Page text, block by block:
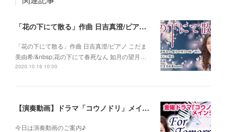
「花の下にて散る」作曲 日吉真澄/ピアノ こだま美由希/ 花の下にて春死なん 如月の望月の頃/西行
「花の下にて散る」作曲 日吉真澄/ピアノ こだま
美由希/&nbsp;花の下にて春死なん 如月の望月…
2020.10.16 10:00
【演奏動画】ドラマ「コウノドリ」メインテーマ〜For Tomorrow~
今日は演奏動画のご案内♪